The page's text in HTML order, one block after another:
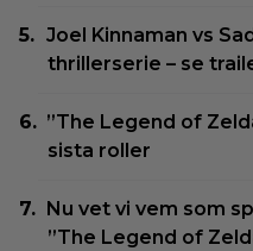
Joel Kinnaman vs
thrillerserie – se
”The Legend of
sista roller
Nu vet vi vem som
”The Legend of